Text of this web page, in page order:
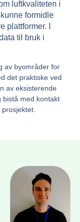
luftkvaliteten i
formidle
plattformer. I
til bruk i
av byområder for
det praktiske ved
av eksisterende
bistå med kontakt